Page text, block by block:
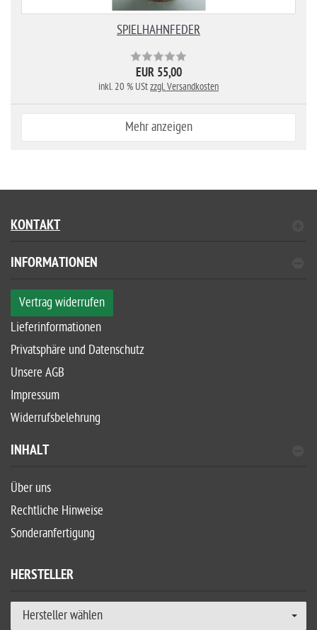
SPIELHAHNFEDER
EUR 55,00
inkl. 20 % UStzzgl. Versandkosten
Mehr anzeigen
KONTAKT
INFORMATIONEN
Vertrag widerrufen
Lieferinformationen
Privatsphäre und Datenschutz
Unsere AGB
Impressum
Widerrufsbelehrung
INHALT
Über uns
Rechtliche Hinweise
Sonderanfertigung
HERSTELLER
Hersteller wählen